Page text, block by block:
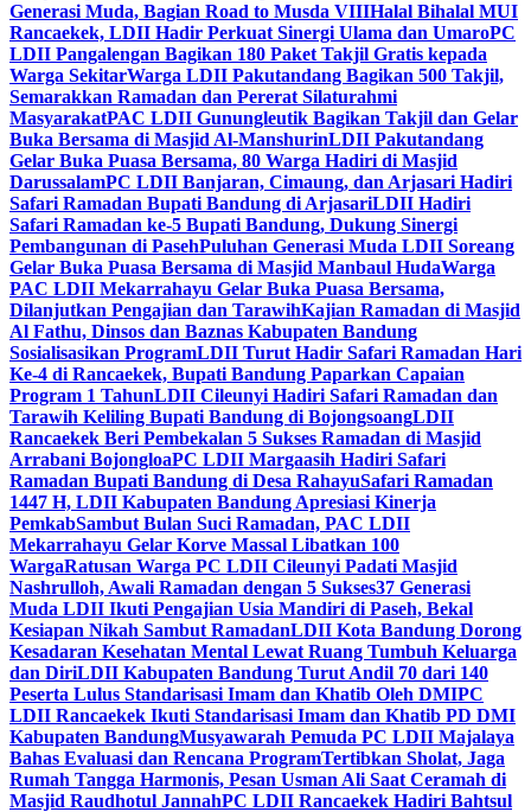
Generasi Muda, Bagian Road to Musda VIIIHalal Bihalal MUI
Rancaekek, LDII Hadir Perkuat Sinergi Ulama dan UmaroPC
LDII Pangalengan Bagikan 180 Paket Takjil Gratis kepada
Warga SekitarWarga LDII Pakutandang Bagikan 500 Takjil,
Semarakkan Ramadan dan Pererat Silaturahmi
MasyarakatPAC LDII Gunungleutik Bagikan Takjil dan Gelar
Buka Bersama di Masjid Al-ManshurinLDII Pakutandang
Gelar Buka Puasa Bersama, 80 Warga Hadiri di Masjid
DarussalamPC LDII Banjaran, Cimaung, dan Arjasari Hadiri
Safari Ramadan Bupati Bandung di ArjasariLDII Hadiri
Safari Ramadan ke-5 Bupati Bandung, Dukung Sinergi
Pembangunan di PasehPuluhan Generasi Muda LDII Soreang
Gelar Buka Puasa Bersama di Masjid Manbaul HudaWarga
PAC LDII Mekarrahayu Gelar Buka Puasa Bersama,
Dilanjutkan Pengajian dan TarawihKajian Ramadan di Masjid
Al Fathu, Dinsos dan Baznas Kabupaten Bandung
Sosialisasikan ProgramLDII Turut Hadir Safari Ramadan Hari
Ke-4 di Rancaekek, Bupati Bandung Paparkan Capaian
Program 1 TahunLDII Cileunyi Hadiri Safari Ramadan dan
Tarawih Keliling Bupati Bandung di BojongsoangLDII
Rancaekek Beri Pembekalan 5 Sukses Ramadan di Masjid
Arrabani BojongloaPC LDII Margaasih Hadiri Safari
Ramadan Bupati Bandung di Desa RahayuSafari Ramadan
1447 H, LDII Kabupaten Bandung Apresiasi Kinerja
PemkabSambut Bulan Suci Ramadan, PAC LDII
Mekarrahayu Gelar Korve Massal Libatkan 100
WargaRatusan Warga PC LDII Cileunyi Padati Masjid
Nashrulloh, Awali Ramadan dengan 5 Sukses37 Generasi
Muda LDII Ikuti Pengajian Usia Mandiri di Paseh, Bekal
Kesiapan Nikah Sambut RamadanLDII Kota Bandung Dorong
Kesadaran Kesehatan Mental Lewat Ruang Tumbuh Keluarga
dan DiriLDII Kabupaten Bandung Turut Andil 70 dari 140
Peserta Lulus Standarisasi Imam dan Khatib Oleh DMIPC
LDII Rancaekek Ikuti Standarisasi Imam dan Khatib PD DMI
Kabupaten BandungMusyawarah Pemuda PC LDII Majalaya
Bahas Evaluasi dan Rencana ProgramTertibkan Sholat, Jaga
Rumah Tangga Harmonis, Pesan Usman Ali Saat Ceramah di
Masjid Raudhotul JannahPC LDII Rancaekek Hadiri Bahtsul